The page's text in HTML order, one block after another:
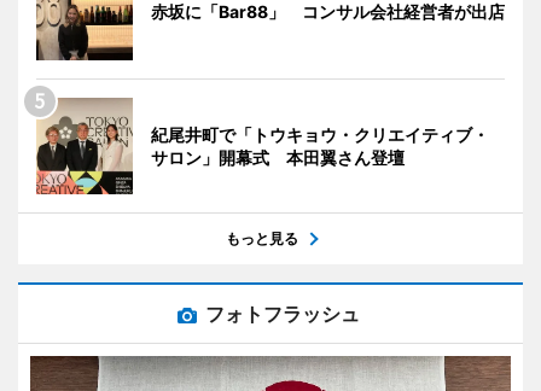
赤坂に「Bar88」 コンサル会社経営者が出店
紀尾井町で「トウキョウ・クリエイティブ・
サロン」開幕式 本田翼さん登壇
もっと見る
フォトフラッシュ